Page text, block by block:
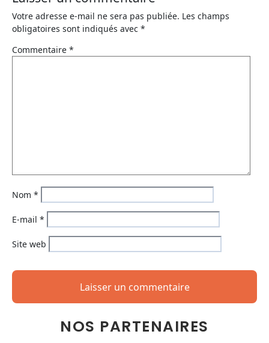
Votre adresse e-mail ne sera pas publiée. Les champs
obligatoires sont indiqués avec *
Commentaire *
Nom *
E-mail *
Site web
NOS PARTENAIRES